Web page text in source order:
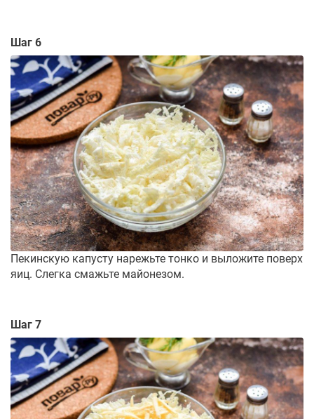
Шаг 6
Пекинскую капусту нарежьте тонко и выложите поверх
яиц. Слегка смажьте майонезом.
Шаг 7